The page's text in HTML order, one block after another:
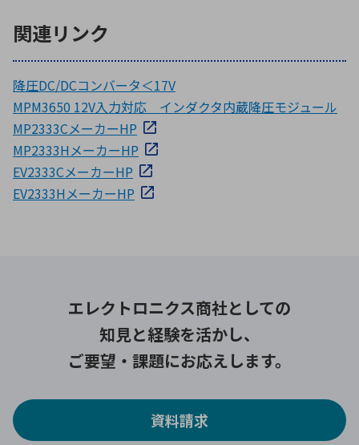
関連リンク
降圧DC/DCコンバータ＜17V
MPM3650 12V入力対応 インダクタ内蔵降圧モジュール
MP2333CメーカーHP
MP2333HメーカーHP
EV2333CメーカーHP
EV2333HメーカーHP
エレクトロニクス商社としての
知見と経験を活かし、
ご要望・課題にお応えします。
資料請求